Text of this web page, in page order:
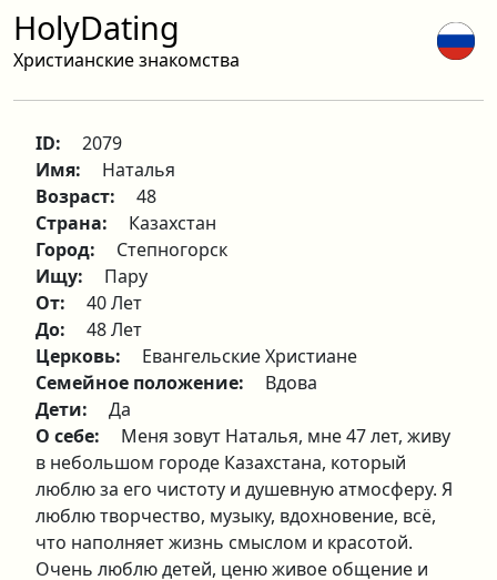
HolyDating
Христианские знакомства
ID:
2079
Имя:
Наталья
Возраст:
48
Страна:
Казахстан
Город:
Степногорск
Ищу:
Пару
От:
40 Лет
До:
48 Лет
Церковь:
Евангельские Христиане
Семейное положение:
Вдова
Дети:
Да
О себе:
Меня зовут Наталья, мне 47 лет, живу
в небольшом городе Казахстана, который
люблю за его чистоту и душевную атмосферу. Я
люблю творчество, музыку, вдохновение, всё,
что наполняет жизнь смыслом и красотой.
Очень люблю детей, ценю живое общение и